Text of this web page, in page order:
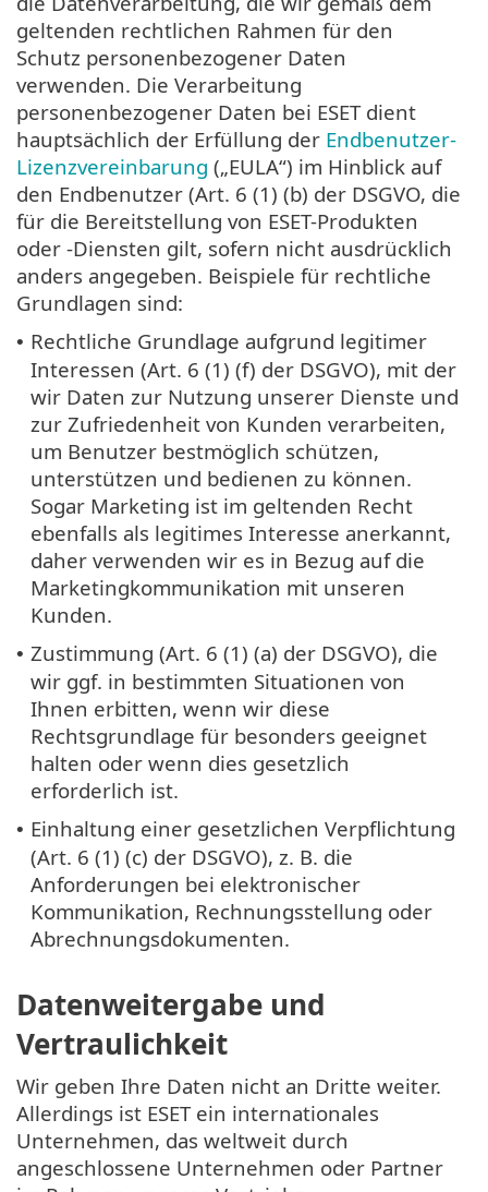
geltenden rechtlichen Rahmen für den
Schutz personenbezogener Daten
verwenden. Die Verarbeitung
personenbezogener Daten bei ESET dient
hauptsächlich der Erfüllung der Endbenutzer-
Lizenzvereinbarung („EULA“) im Hinblick auf
den Endbenutzer (Art. 6 (1) (b) der DSGVO, die
für die Bereitstellung von ESET-Produkten
oder -Diensten gilt, sofern nicht ausdrücklich
anders angegeben. Beispiele für rechtliche
Grundlagen sind:
• Rechtliche Grundlage aufgrund legitimer
Interessen (Art. 6 (1) (f) der DSGVO), mit der
wir Daten zur Nutzung unserer Dienste und
zur Zufriedenheit von Kunden verarbeiten,
um Benutzer bestmöglich schützen,
unterstützen und bedienen zu können.
Sogar Marketing ist im geltenden Recht
ebenfalls als legitimes Interesse anerkannt,
daher verwenden wir es in Bezug auf die
Marketingkommunikation mit unseren
Kunden.
• Zustimmung (Art. 6 (1) (a) der DSGVO), die
wir ggf. in bestimmten Situationen von
Ihnen erbitten, wenn wir diese
Rechtsgrundlage für besonders geeignet
halten oder wenn dies gesetzlich
erforderlich ist.
• Einhaltung einer gesetzlichen Verpflichtung
(Art. 6 (1) (c) der DSGVO), z. B. die
Anforderungen bei elektronischer
Kommunikation, Rechnungsstellung oder
Abrechnungsdokumenten.
Datenweitergabe und
Vertraulichkeit
Wir geben Ihre Daten nicht an Dritte weiter.
Allerdings ist ESET ein internationales
Unternehmen, das weltweit durch
angeschlossene Unternehmen oder Partner